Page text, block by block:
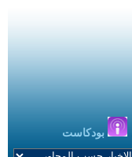
بودكاست